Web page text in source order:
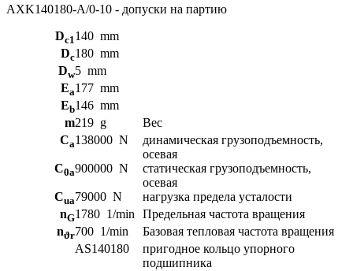
AXK140180-A/0-10 - допуски на партию
Dc1140 mm
Dc180 mm
Dw5 mm
Ea177 mm
Eb146 mm
m219 g
Вес
Ca138000 N
динамическая грузоподъемность,
осевая
C0a900000 N
статическая грузоподъемность,
осевая
Cua79000 N
нагрузка предела усталости
nG1780 1/min
Предельная частота вращения
nϑr700 1/min
Базовая тепловая частота вращения
AS140180
пригодное кольцо упорного
подшипника